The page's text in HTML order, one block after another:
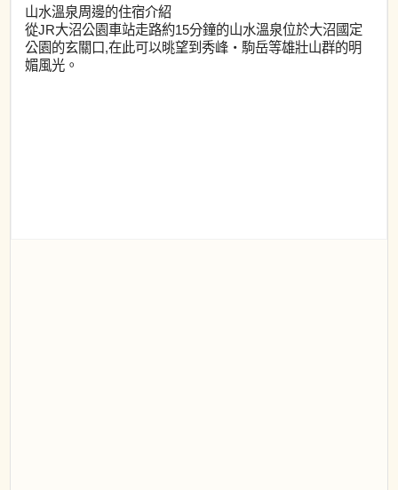
山水溫泉周邊的住宿介紹
從JR大沼公園車站走路約15分鐘的山水溫泉位於大沼國定
公園的玄關口,在此可以晀望到秀峰・駒岳等雄壯山群的明
媚風光。